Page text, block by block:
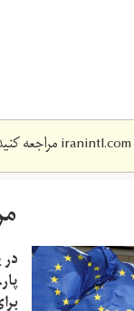
iranintl.comمراجعه